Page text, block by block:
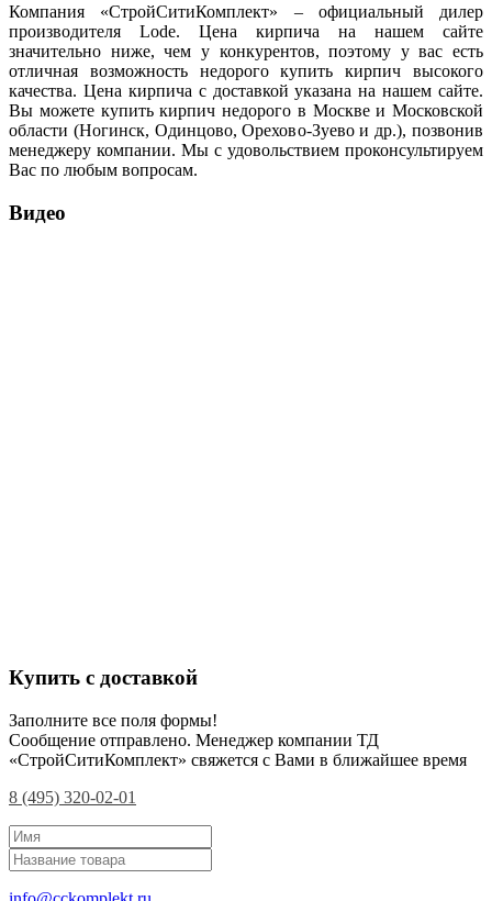
Компания «СтройСитиКомплект» – официальный дилер
производителя Lode. Цена кирпича на нашем сайте
значительно ниже, чем у конкурентов, поэтому у вас есть
отличная возможность недорого купить кирпич высокого
качества. Цена кирпича с доставкой указана на нашем сайте.
Вы можете купить кирпич недорого в Москве и Московской
области (Ногинск, Одинцово, Орехово-Зуево и др.), позвонив
менеджеру компании. Мы с удовольствием проконсультируем
Вас по любым вопросам.
Видео
Купить с доставкой
Заполните все поля формы!
Сообщение отправлено. Менеджер компании ТД
«СтройСитиКомплект» свяжется с Вами в ближайшее время
8 (495) 320-02-01